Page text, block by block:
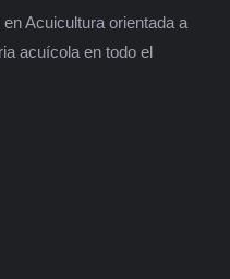
Acuicultura orientada a
acuícola en todo el